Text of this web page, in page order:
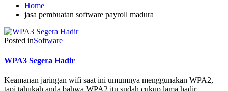
Home
jasa pembuatan software payroll madura
Posted inSoftware
WPA3 Segera Hadir
Keamanan jaringan wifi saat ini umumnya menggunakan WPA2,